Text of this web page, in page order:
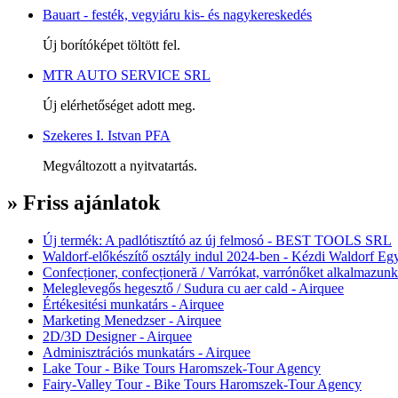
Bauart - festék, vegyiáru kis- és nagykereskedés
Új borítóképet töltött fel.
MTR AUTO SERVICE SRL
Új elérhetőséget adott meg.
Szekeres I. Istvan PFA
Megváltozott a nyitvatartás.
» Friss ajánlatok
Új termék: A padlótisztító az új felmosó - BEST TOOLS SRL
Waldorf-előkészítő osztály indul 2024-ben - Kézdi Waldorf
Confecționer, confecționeră / Varrókat, varrónőket
Meleglevegős hegesztő / Sudura cu aer cald - Airquee
Értékesitési munkatárs - Airquee
Marketing Menedzser - Airquee
2D/3D Designer - Airquee
Adminisztrációs munkatárs - Airquee
Lake Tour - Bike Tours Haromszek-Tour Agency
Fairy-Valley Tour - Bike Tours Haromszek-Tour Agency